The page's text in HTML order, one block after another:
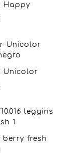
Happy
Unicolor
berry fresh